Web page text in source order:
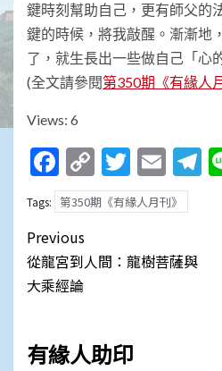
鍵時刻幫助自己，更有師父的
鍵的時候，將我敲醒。漸漸地
了，就生長出一些做自己「心
(全文請參閱第350期《有緣人
Views: 6
Facebook
Copy
Link
Tags: 第350期《有緣人月刊》
Post
navigation
Previous
從龍宮到人間：龍樹菩薩與
大乘經論
有緣人助印